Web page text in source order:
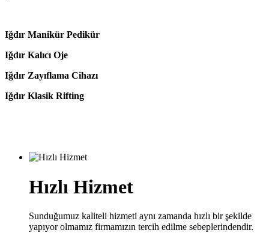
Iğdır Manikür Pedikür
Iğdır Kalıcı Oje
Iğdır Zayıflama Cihazı
Iğdır Klasik Rifting
Hızlı Hizmet
Sunduğumuz kaliteli hizmeti aynı zamanda hızlı bir şekilde
yapıyor olmamız firmamızın tercih edilme sebeplerindendir.